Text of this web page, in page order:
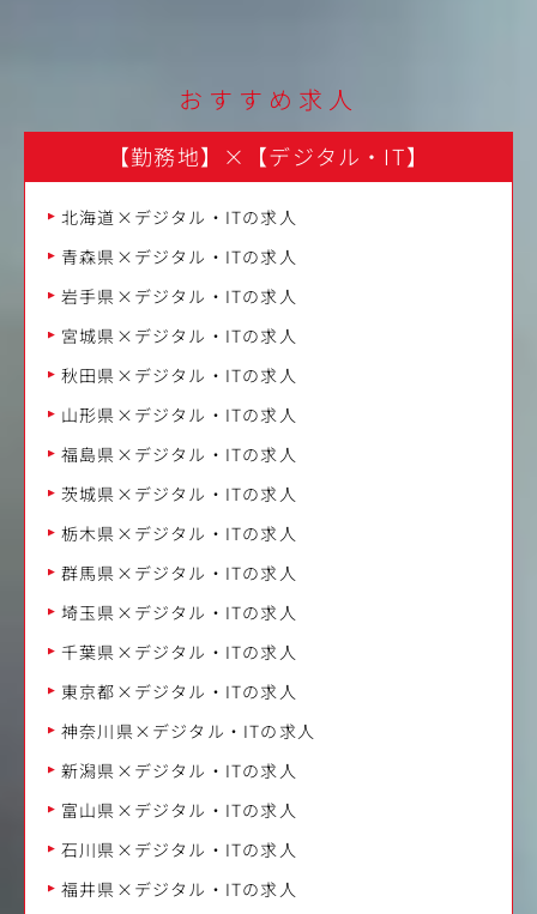
おすすめ求人
【勤務地】 × 【デジタル・IT】
北海道×デジタル・ITの求人
青森県×デジタル・ITの求人
岩手県×デジタル・ITの求人
宮城県×デジタル・ITの求人
秋田県×デジタル・ITの求人
山形県×デジタル・ITの求人
福島県×デジタル・ITの求人
茨城県×デジタル・ITの求人
栃木県×デジタル・ITの求人
群馬県×デジタル・ITの求人
埼玉県×デジタル・ITの求人
千葉県×デジタル・ITの求人
東京都×デジタル・ITの求人
神奈川県×デジタル・ITの求人
新潟県×デジタル・ITの求人
富山県×デジタル・ITの求人
石川県×デジタル・ITの求人
福井県×デジタル・ITの求人